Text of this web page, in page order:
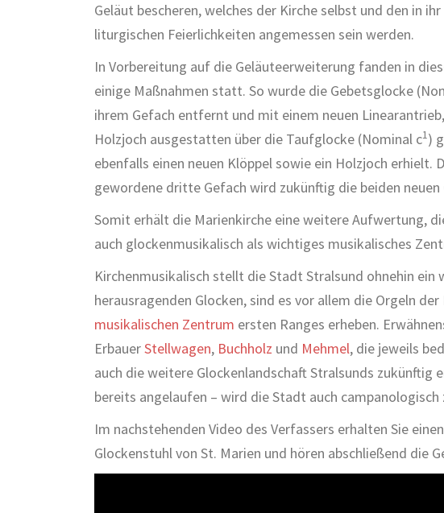
Geläut bescheren, welches der Kirche selbst und den in
liturgischen Feierlichkeiten angemessen sein werden.
In Vorbereitung auf die Geläuteerweiterung fanden in
einige Maßnahmen statt. So wurde die Gebetsglocke
ihrem Gefach entfernt und mit einem neuen
Holzjoch ausgestatten über die Taufglocke (Nominal c1)
ebenfalls einen neuen Klöppel sowie ein Holzjoch erhielt.
gewordene dritte Gefach wird zukünftig die beiden neuen
Somit erhält die Marienkirche eine weitere Aufwertung,
auch glockenmusikalisch als wichtiges musikalisches
Kirchenmusikalisch stellt die Stadt Stralsund ohnehin ein
herausragenden Glocken, sind es vor allem die Orgeln
musikalischen Zentrum ersten Ranges erheben.
ErbauerStellwagen, Buchholz und Mehmel, die jeweils
auch die weitere Glockenlandschaft Stralsunds
bereits angelaufen – wird die Stadt auch
Im nachstehenden Video des Verfassers erhalten Sie
Glockenstuhl von St. Marien und hören abschließend die